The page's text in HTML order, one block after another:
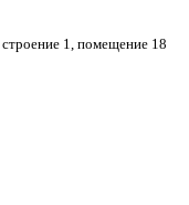
1, помещение 18